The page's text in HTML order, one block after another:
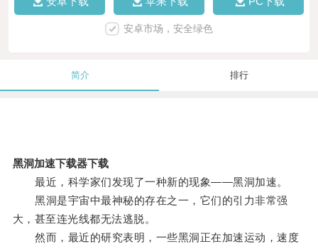
安卓市场，安全绿色
简介 排行
黑洞加速下载器下载
最近，科学家们发现了一种新的现象——黑洞加速。
黑洞是宇宙中最神秘的存在之一，它们的引力非常强
大，甚至连光线都无法逃脱。
然而，最近的研究表明，一些黑洞正在加速运动，速度